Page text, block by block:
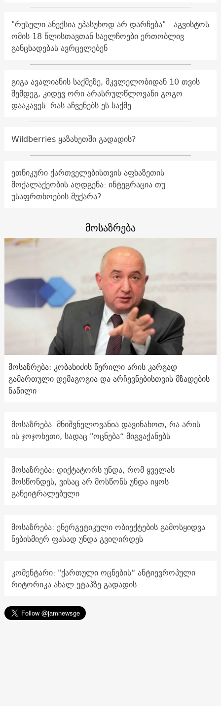
"რუსული ანექსია უპასუხოდ არ დარჩება" - აგვისტოს
ომის 18 წლისთავთან საელჩოები ერთობლივ
განცხადებას ავრცელებენ
გიგა ავალიანის საქმეზე, მკვლელობიდან 10 თვის
შემდეგ, კიდევ ორი არასრულწლოვანი გოგო
დააკავეს. რას აჩვენებს ეს საქმე
Wildberries ყაზახეთში გადადის?
ეთნიკური ქართველებისთვის აფხაზეთის
მოქალაქეობის აღდგენა: ინტეგრაცია თუ
უსაფრთხოების მუქარა?
მოსაზრება
მოსაზრება: კობახიძის წერილი არის კარგად
გამართული დემაგოგია და არჩევნებისთვის მზადების
ნაწილი
მოსაზრება: მნიშვნელოვანია დავინახოთ, რა არის
ის ჯოჯოხეთი, სადაც "ოცნება“ მიგვაქანებს
მოსაზრება: დიქტატორს უნდა, რომ ყველას
მოსწონდეს, ვისაც არ მოსწონს უნდა იყოს
განეიტრალებული
მოსაზრება: ენერგეტიკული ობიექტების გამოსყიდვა
ნებისმიერ ფასად უნდა გვიღირდეს
კომენტარი: "ქართული ოცნების“ ანტიევროპული
რიტორიკა ახალ ეტაპზე გადადის